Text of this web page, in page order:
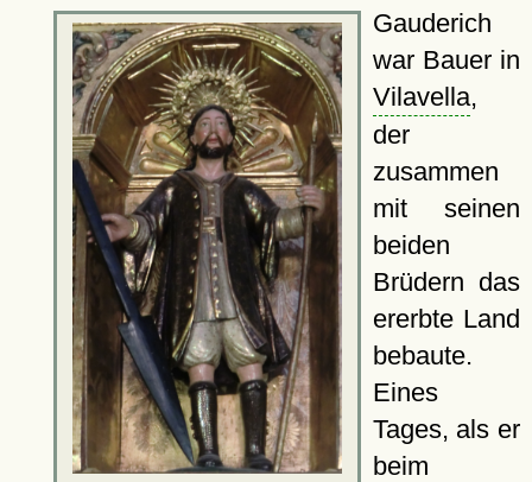
Gauderich
war Bauer in
Vilavella,
der
zusammen
mit seinen
beiden
Brüdern das
ererbte Land
bebaute.
Eines
Tages, als er
beim